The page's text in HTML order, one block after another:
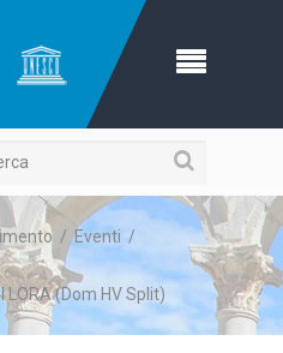
Ricerca
/Eventi /
LORA (Dom HV Split)